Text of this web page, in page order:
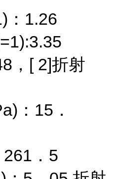
：1.26
=1):3.35
，[ 2]折射
：15．
261．5